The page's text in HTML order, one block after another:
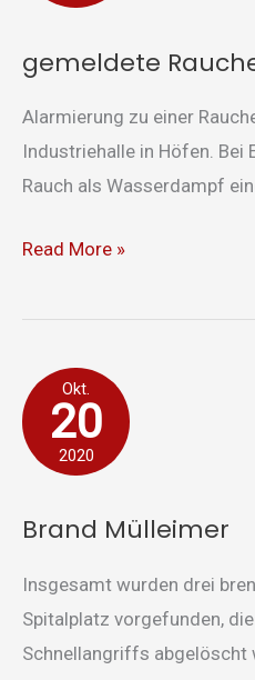
gemeldete
Alarmierung zu einer
Industriehalle in Höfen.
Rauch als Wasserdampf
Read More »
Okt.
20
2020
Brand Mülleimer
Insgesamt wurden drei
Spitalplatz vorgefunden,
Schnellangriffs abgelöscht
Brand
Mülleimer